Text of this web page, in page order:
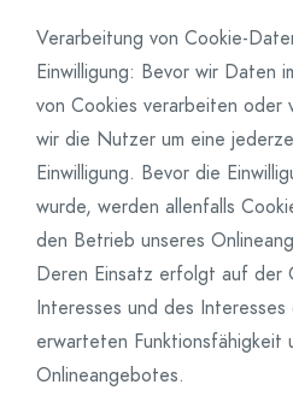
Verarbeitung von Cookie-
Einwilligung: Bevor wir Daten
von Cookies verarbeiten oder
wir die Nutzer um eine
Einwilligung. Bevor die
wurde, werden allenfalls
den Betrieb unseres
Deren Einsatz erfolgt auf der
Interesses und des
erwarteten Funktionsfähigkeit
Onlineangebotes.